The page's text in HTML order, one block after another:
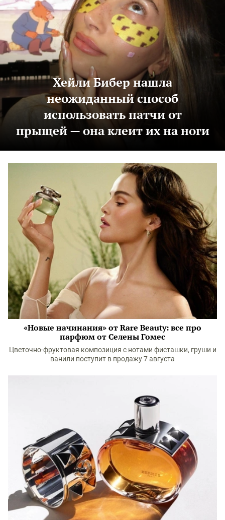
Хейли Бибер нашла
неожиданный способ
использовать патчи от
прыщей — она клеит их на ноги
«Новые начинания» от Rare Beauty: все про
парфюм от Селены Гомес
Цветочно-фруктовая композиция с нотами фисташки, груши и
ванили поступит в продажу 7 августа